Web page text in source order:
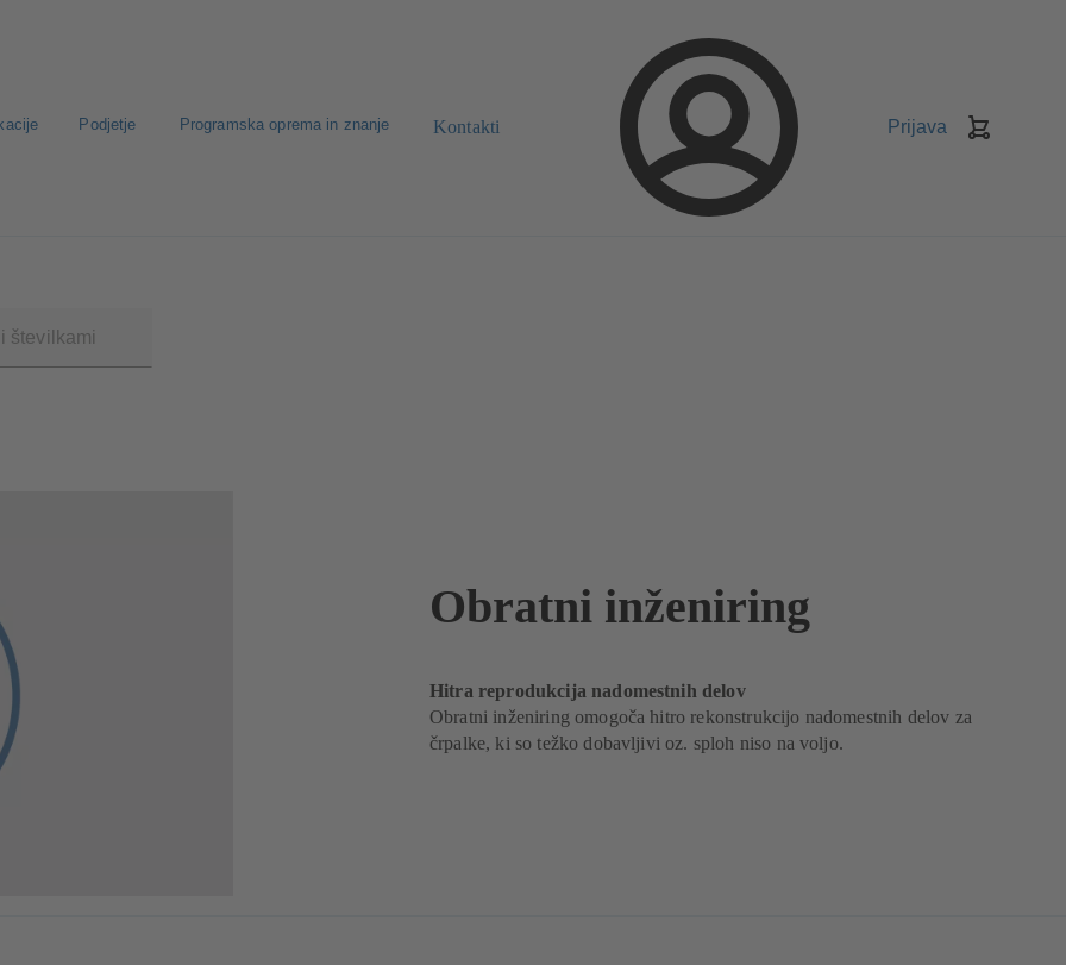
Podjetje Programska oprema in znanje Kontakti Prijava
Obratni inženiring
Hitra reprodukcija nadomestnih delov
Obratni inženiring omogoča hitro rekonstrukcijo nadomestnih delov za
črpalke, ki so težko dobavljivi oz. sploh niso na voljo.